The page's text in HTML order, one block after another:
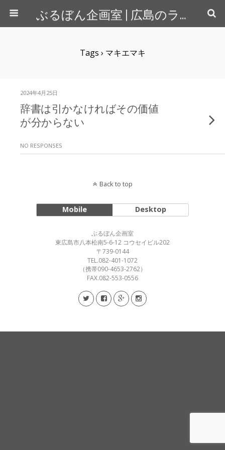
ぶるぼん企画室 | 広島のライター＆カメラマン
Tags › マキエマキ
2024年4月25日
辞書は引かなければその価値
が分からない
NO RESPONSES
Back to top
Mobile Desktop
ぶるぼん企画室
東広島市八本松南5-6-12 コウセイビル202
〒739-0144
TEL.082-401-1072
（携帯090-4653-2762）
FAX.082-553-0556